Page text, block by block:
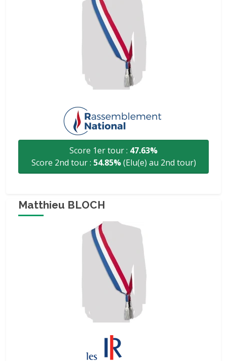
Score 1er tour : 47.63%
Score 2nd tour : 54.85%(Elu(e) au 2nd tour)
Matthieu BLOCH